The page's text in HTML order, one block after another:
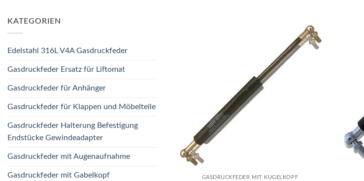
KATEGORIEN
Edelstahl 316L V4A Gasdruckfeder
Gasdruckfeder Ersatz für Liftomat
Gasdruckfeder für Anhänger
Gasdruckfeder für Klappen und Möbelteile
Gasdruckfeder Halterung Befestigung
Endstücke Gewindeadapter
Gasdruckfeder mit Augenaufnahme
Gasdruckfeder mit Gabelkopf
+
GASDRUCKFEDER MIT KUGELKOPF